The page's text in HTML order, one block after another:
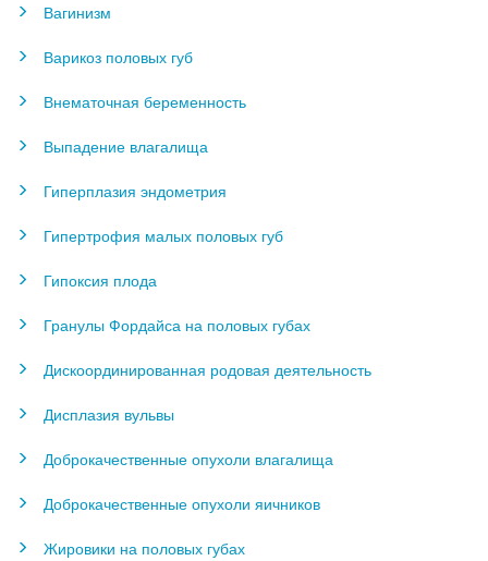
Вагинизм
Варикоз половых губ
Внематочная беременность
Выпадение влагалища
Гиперплазия эндометрия
Гипертрофия малых половых губ
Гипоксия плода
Гранулы Фордайса на половых губах
Дискоординированная родовая деятельность
Дисплазия вульвы
Доброкачественные опухоли влагалища
Доброкачественные опухоли яичников
Жировики на половых губах